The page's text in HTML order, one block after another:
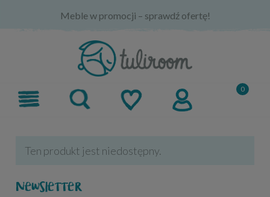
Meble w promocji – sprawdź ofertę!
Ten produkt jest niedostępny.
Newsletter